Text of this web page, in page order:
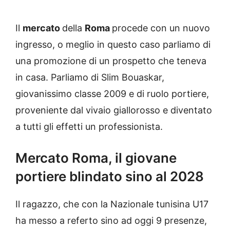
Il mercato della Roma procede con un nuovo
ingresso, o meglio in questo caso parliamo di
una promozione di un prospetto che teneva
in casa. Parliamo di Slim Bouaskar,
giovanissimo classe 2009 e di ruolo portiere,
proveniente dal vivaio giallorosso e diventato
a tutti gli effetti un professionista.
Mercato Roma, il giovane
portiere blindato sino al 2028
Il ragazzo, che con la Nazionale tunisina U17
ha messo a referto sino ad oggi 9 presenze,